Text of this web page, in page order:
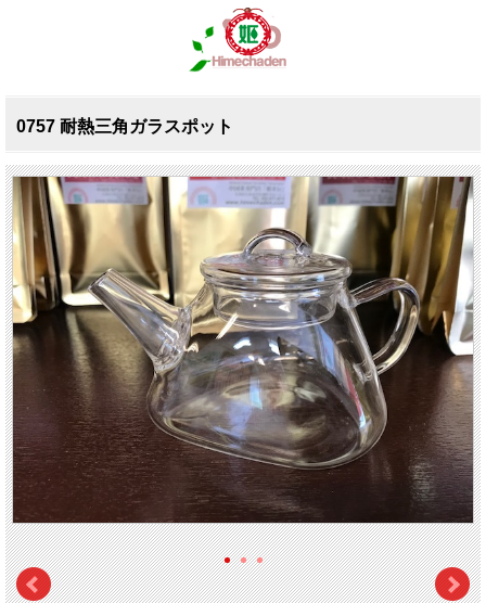
0757 耐熱三角ガラスポット